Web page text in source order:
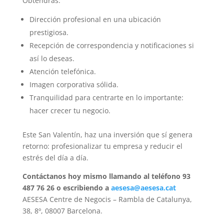
Dirección profesional en una ubicación
prestigiosa.
Recepción de correspondencia y notificaciones si
así lo deseas.
Atención telefónica.
Imagen corporativa sólida.
Tranquilidad para centrarte en lo importante:
hacer crecer tu negocio.
Este San Valentín, haz una inversión que sí genera
retorno: profesionalizar tu empresa y reducir el
estrés del día a día.
Contáctanos hoy mismo llamando al teléfono 93
487 76 26 o escribiendo a aesesa@aesesa.cat
AESESA Centre de Negocis – Rambla de Catalunya,
38, 8º, 08007 Barcelona.